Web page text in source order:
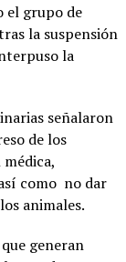
el grupo de
la suspensión
la
señalaron
de los
como no dar
animales.
generan